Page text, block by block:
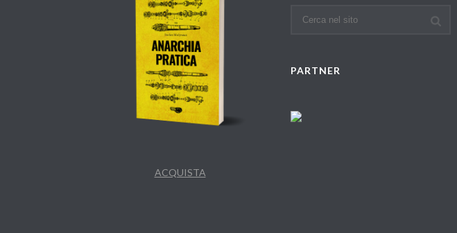
ACQUISTA
PARTNER